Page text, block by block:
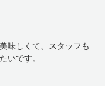
味しくて、スタッフも
いです。